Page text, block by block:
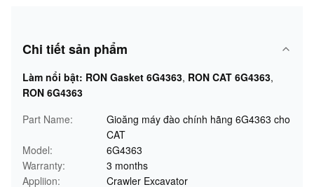
Chi tiết sản phẩm
Làm nổi bật: RON Gasket 6G4363, RON CAT 6G4363,
RON 6G4363
Part Name:
Gioăng máy đào chính hãng 6G4363 cho
CAT
Model:
6G4363
Warranty:
3 months
Appliion:
Crawler Excavator